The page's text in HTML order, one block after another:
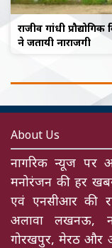
राजीव गांधी
ने जतायी नाराजगी
About Us
नागरिक न्यूज पर
मनोरंजन की हर
एवं एनसीआर की
अलावा लखनऊ,
गोरखपुर, मेरठ और